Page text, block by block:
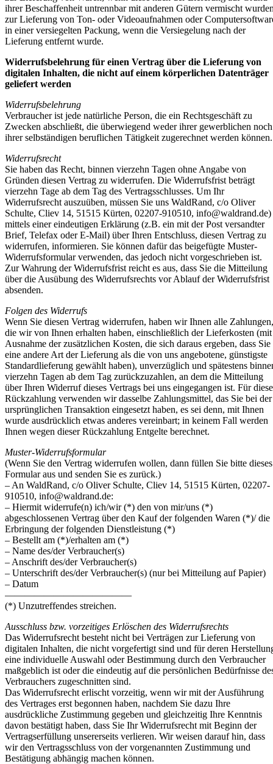
ihrer Beschaffenheit untrennbar mit anderen Gütern vermischt
zur Lieferung von Ton- oder Videoaufnahmen oder
in einer versiegelten Packung, wenn die Versiegelung nach der
Lieferung entfernt wurde.
Widerrufsbelehrung für einen Vertrag über die Lieferung von
digitalen Inhalten, die nicht auf einem körperlichen Datenträger
geliefert werden
Widerrufsbelehrung
Verbraucher ist jede natürliche Person, die ein Rechtsgeschäft zu
Zwecken abschließt, die überwiegend weder ihrer gewerblichen noch
ihrer selbständigen beruflichen Tätigkeit zugerechnet werden können.
Widerrufsrecht
Sie haben das Recht, binnen vierzehn Tagen ohne Angabe von
Gründen diesen Vertrag zu widerrufen. Die Widerrufsfrist beträgt
vierzehn Tage ab dem Tag des Vertragsschlusses. Um Ihr
Widerrufsrecht auszuüben, müssen Sie uns WaldRand, c/o Oliver
Schulte, Cliev 14, 51515 Kürten, 02207-910510, info@waldrand.de)
mittels einer eindeutigen Erklärung (z.B. ein mit der Post versandter
Brief, Telefax oder E-Mail) über Ihren Entschluss, diesen Vertrag zu
widerrufen, informieren. Sie können dafür das beigefügte Muster-
Widerrufsformular verwenden, das jedoch nicht vorgeschrieben ist.
Zur Wahrung der Widerrufsfrist reicht es aus, dass Sie die Mitteilung
über die Ausübung des Widerrufsrechts vor Ablauf der Widerrufsfrist
absenden.
Folgen des Widerrufs
Wenn Sie diesen Vertrag widerrufen, haben wir Ihnen alle Zahlungen,
die wir von Ihnen erhalten haben, einschließlich der Lieferkosten (mit
Ausnahme der zusätzlichen Kosten, die sich daraus ergeben, dass Sie
eine andere Art der Lieferung als die von uns angebotene, günstigste
Standardlieferung gewählt haben), unverzüglich und spätestens
vierzehn Tagen ab dem Tag zurückzuzahlen, an dem die Mitteilung
über Ihren Widerruf dieses Vertrags bei uns eingegangen ist. Für diese
Rückzahlung verwenden wir dasselbe Zahlungsmittel, das Sie bei der
ursprünglichen Transaktion eingesetzt haben, es sei denn, mit Ihnen
wurde ausdrücklich etwas anderes vereinbart; in keinem Fall werden
Ihnen wegen dieser Rückzahlung Entgelte berechnet.
Muster-Widerrufsformular
(Wenn Sie den Vertrag widerrufen wollen, dann füllen Sie bitte dieses
Formular aus und senden Sie es zurück.)
– An WaldRand, c/o Oliver Schulte, Cliev 14, 51515 Kürten, 02207-
910510, info@waldrand.de:
– Hiermit widerrufe(n) ich/wir (*) den von mir/uns (*)
abgeschlossenen Vertrag über den Kauf der folgenden Waren (*)/ die
Erbringung der folgenden Dienstleistung (*)
– Bestellt am (*)/erhalten am (*)
– Name des/der Verbraucher(s)
– Anschrift des/der Verbraucher(s)
– Unterschrift des/der Verbraucher(s) (nur bei Mitteilung auf Papier)
– Datum
—————————————
(*) Unzutreffendes streichen.
Ausschluss bzw. vorzeitiges Erlöschen des Widerrufsrechts
Das Widerrufsrecht besteht nicht bei Verträgen zur Lieferung von
digitalen Inhalten, die nicht vorgefertigt sind und für deren
eine individuelle Auswahl oder Bestimmung durch den Verbraucher
maßgeblich ist oder die eindeutig auf die persönlichen Bedürfnisse
Verbrauchers zugeschnitten sind.
Das Widerrufsrecht erlischt vorzeitig, wenn wir mit der Ausführung
des Vertrages erst begonnen haben, nachdem Sie dazu Ihre
ausdrückliche Zustimmung gegeben und gleichzeitig Ihre Kenntnis
davon bestätigt haben, dass Sie Ihr Widerrufsrecht mit Beginn der
Vertragserfüllung unsererseits verlieren. Wir weisen darauf hin, dass
wir den Vertragsschluss von der vorgenannten Zustimmung und
Bestätigung abhängig machen können.